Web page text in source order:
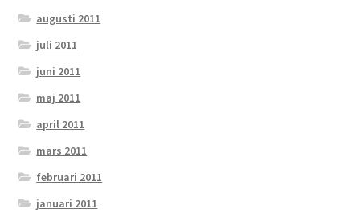
augusti 2011
juli 2011
juni 2011
maj 2011
april 2011
mars 2011
februari 2011
januari 2011